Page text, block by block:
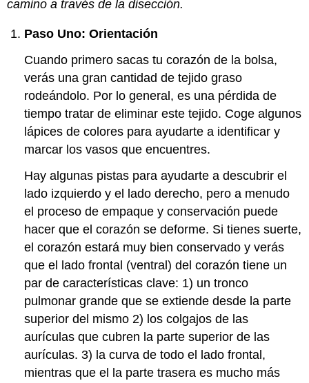
camino a través de la disección.
Paso Uno: Orientación
Cuando primero sacas tu corazón de la bolsa,
verás una gran cantidad de tejido graso
rodeándolo. Por lo general, es una pérdida de
tiempo tratar de eliminar este tejido. Coge algunos
lápices de colores para ayudarte a identificar y
marcar los vasos que encuentres.
Hay algunas pistas para ayudarte a descubrir el
lado izquierdo y el lado derecho, pero a menudo
el proceso de empaque y conservación puede
hacer que el corazón se deforme. Si tienes suerte,
el corazón estará muy bien conservado y verás
que el lado frontal (ventral) del corazón tiene un
par de características clave: 1) un tronco
pulmonar grande que se extiende desde la parte
superior del mismo 2) los colgajos de las
aurículas que cubren la parte superior de las
aurículas. 3) la curva de todo el lado frontal,
mientras que el la parte trasera es mucho más